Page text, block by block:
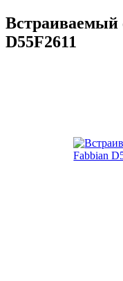
Встраиваемый
D55F2611